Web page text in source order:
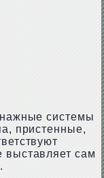
системы
пристенные,
выставляет сам